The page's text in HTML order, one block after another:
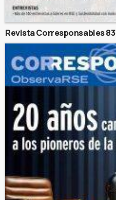
Revista Corresponsables 83